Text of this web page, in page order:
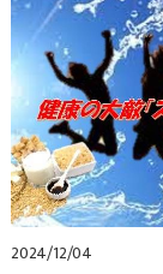
2024/12/04